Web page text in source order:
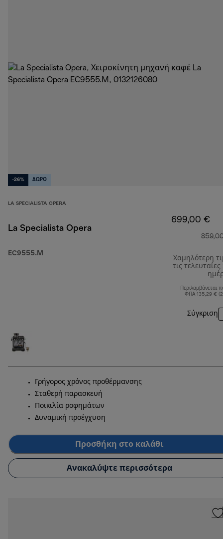
-26% ΔΩΡΟ
LA SPECIALISTA OPERA
La Specialista Opera
EC9555.M
699,00 €
Χαμηλότερη
τις τελευταίες
Περιλαμβάνεται
ΦΠΑ 135,29 €
Σύγκριση
Γρήγορος χρόνος προθέρμανσης
Σταθερή παρασκευή
Ποικιλία ροφημάτων
Δυναμική προέγχυση
Προσθήκη στο καλάθι
Ανακαλύψτε περισσότερα